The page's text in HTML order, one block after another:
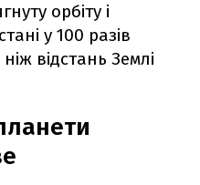
орбіту і
у 100 разів
відстань Землі